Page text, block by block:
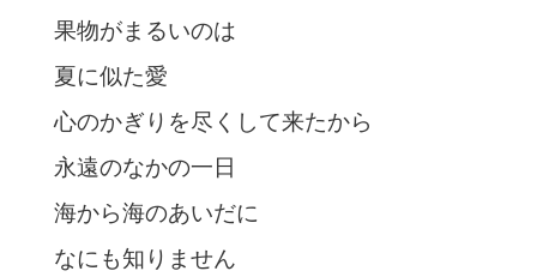
果物がまるいのは
夏に似た愛
心のかぎりを尽くして来たから
永遠のなかの一日
海から海のあいだに
なにも知りません